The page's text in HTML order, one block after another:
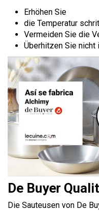
Erhöhen Sie
die Temperatur
Vermeiden Sie die
Überhitzen Sie nicht
De Buyer
Die Sauteusen von De